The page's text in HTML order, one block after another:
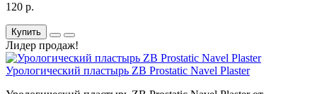
120 р.
Купить
Лидер продаж!
Урологический пластырь ZB Prostatic Navel Plaster